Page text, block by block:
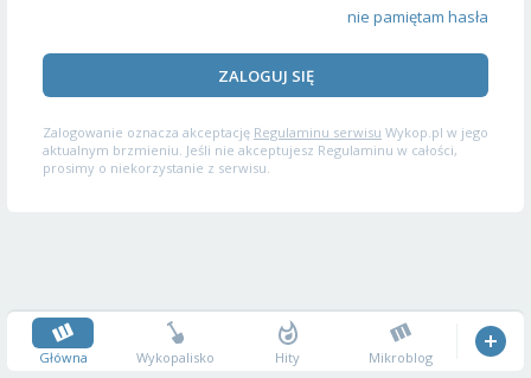
nie pamiętam hasła
ZALOGUJ SIĘ
Zalogowanie oznacza akceptację Regulaminu serwisu Wykop.pl w jego
aktualnym brzmieniu. Jeśli nie akceptujesz Regulaminu w całości,
prosimy o niekorzystanie z serwisu.
Główna Wykopalisko Hity Mikroblog